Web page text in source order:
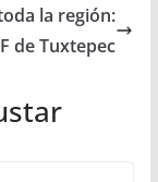
la región:
de Tuxtepec